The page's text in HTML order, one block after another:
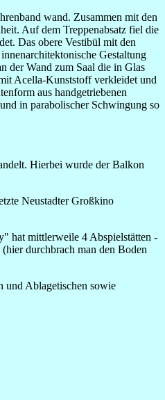
wand. Zusammen mit den
Auf dem Treppenabsatz fiel die
Das obere Vestibül mit den
Gestaltung
der Wand zum Saal die in Glas
Acella-Kunststoff verkleidet und
aus handgetriebenen
in parabolischer Schwingung so
Hierbei wurde der Balkon
Neustadter Großkino
hat mittlerweile 4 Abspielstätten -
durchbrach man den Boden
und Ablagetischen sowie